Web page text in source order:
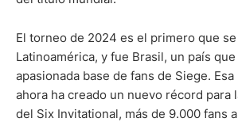
El torneo de 2024 es el primero que
Latinoamérica, y fue Brasil, un país
apasionada base de fans de Siege.
ahora ha creado un nuevo récord para
del Six Invitational, más de 9.000 fans